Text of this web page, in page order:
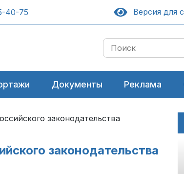
40-75 Версия для
Документы Реклама
законодательства
законодательства